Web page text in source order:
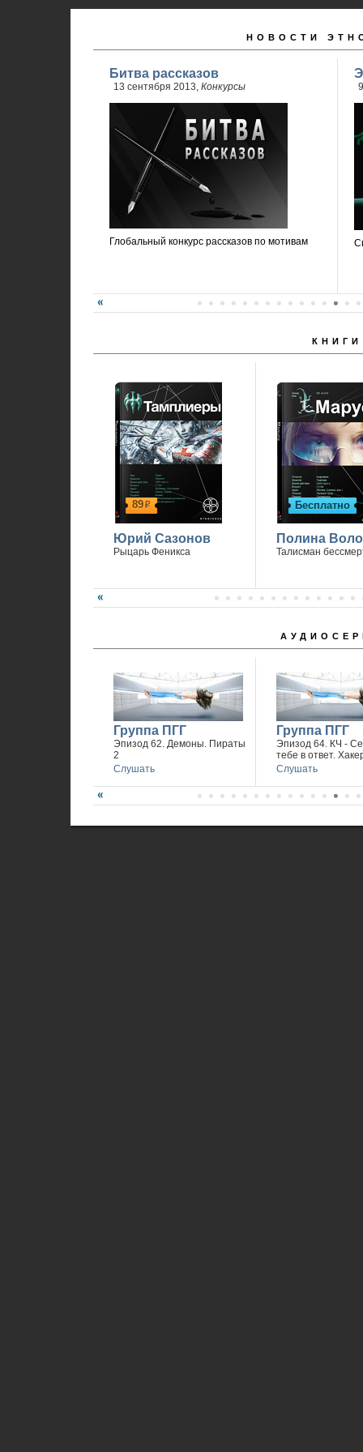
НОВОСТИ
Битва рассказов
13 сентября 2013, Конкурсы
Глобальный конкурс рассказов по мотивам
КНИГИ
89р
Юрий Сазонов
Рыцарь Феникса
Бесплатно
Полина
Талисман
Группа ПГГ
Эпизод 62. Демоны. Пираты
2
Слушать
Группа ПГГ
Эпизод 64. КЧ -
тебе в ответ.
Слушать